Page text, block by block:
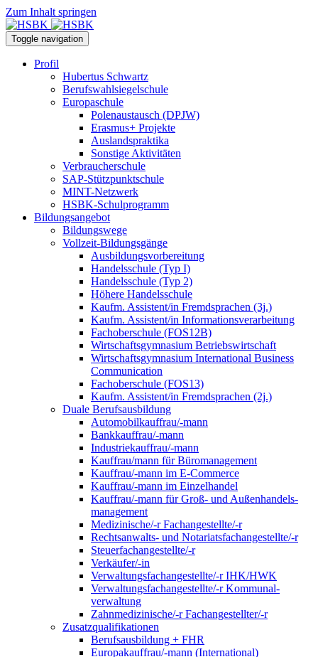
Zum Inhalt springen
Toggle navigation
Profil
Hubertus Schwartz
Berufswahlsiegelschule
Europaschule
Polenaustausch (DPJW)
Erasmus+ Projekte
Auslandspraktika
Sonstige Aktivitäten
Verbraucherschule
SAP-Stützpunktschule
MINT-Netzwerk
HSBK-Schulprogramm
Bildungsangebot
Bildungswege
Vollzeit-Bildungsgänge
Ausbildungsvorbereitung
Handelsschule (Typ I)
Handelsschule (Typ 2)
Höhere Handelsschule
Kaufm. Assistent/in­ Fremdsprachen (3j.)
Kaufm. Assistent/in Informationsverarbeitung
Fachoberschule (FOS12B)
Wirtschaftsgymnasium Betriebswirtschaft
Wirtschaftsgymnasium International Business
Communication
Fachoberschule (FOS13)
Kaufm. Assistent/in Fremdsprachen (2j.)
Duale Berufsausbildung
Automobilkauffrau/-mann
Bankkauffrau/-mann
Industriekauffrau/-mann
Kauffrau/mann für Büromanagement
Kauffrau/-mann im E-Commerce
Kauffrau/-mann im Einzelhandel
Kauffrau/-mann für Groß- und Außen­handels­
manage­ment
Medizinische/-r Fachangestellte/-r
Rechtsanwalts- und Notariatsfachangestellte/-r
Steuerfachangestellte/-r
Verkäufer/-in
Verwaltungs­fach­angestellte/-r IHK/HWK
Verwaltungsfach­angestellte/-r Kommunal­
verwaltung
Zahnmedizinische/-r Fachangestellter/-r
Zusatzqualifikationen
Berufsausbildung + FHR
Europakauffrau/-mann (International)